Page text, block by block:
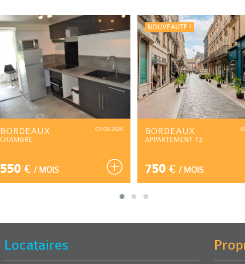
07-08-2026
BORDEAUX
CHAMBRE
550 €/ MOIS
NOUVEAUTÉ !
BORDEAUX
APPARTEMENT T2
750 €/ MOIS
Locataires